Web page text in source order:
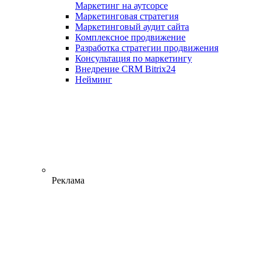
Маркетинг на аутсорсе
Маркетинговая стратегия
Маркетинговый аудит сайта
Комплексное продвижение
Разработка стратегии продвижения
Консультация по маркетингу
Внедрение CRM Bitrix24
Нейминг
Реклама